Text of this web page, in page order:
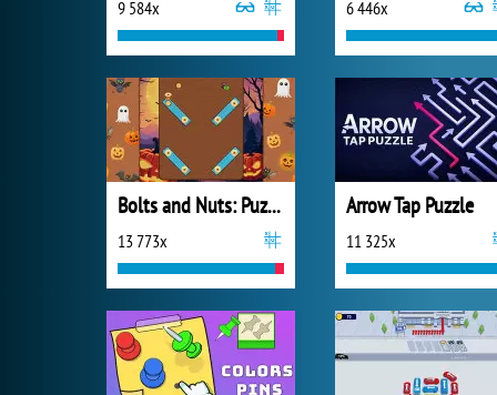
9 584x 6 446x
Bolts and Nuts: Puzzle
13 773x
Arrow Tap Puzzle
11 325x